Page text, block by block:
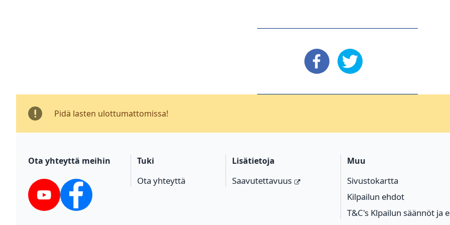
: Facebook
: X
Pidä lasten ulottumattomissa!
Ota yhteyttä meihin
YouTube Facebook
Tuki
Ota yhteyttä
Lisätietoja
Saavutettavuus
Muu
Sivustokartta
Kilpailun ehdot
T&C's Klpailun säännöt ja